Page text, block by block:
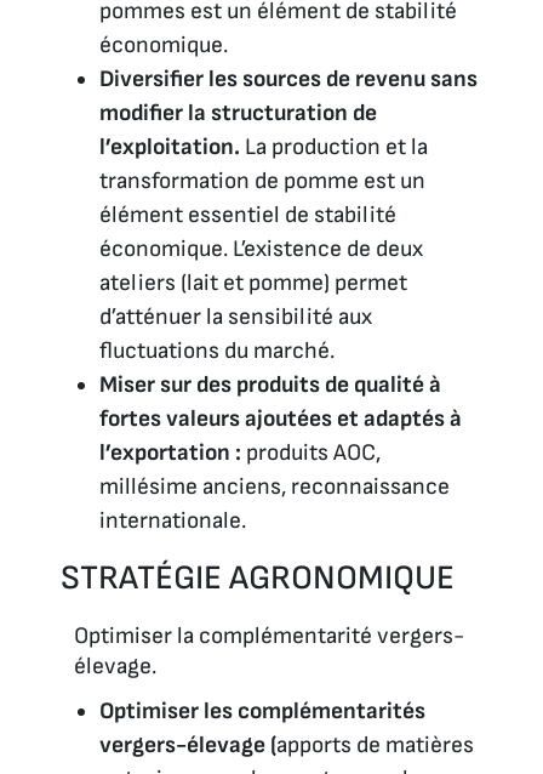
pommes est un élément de stabilité
économique.
Diversifier les sources de revenu sans
modifier la structuration de
l’exploitation. La production et la
transformation de pomme est un
élément essentiel de stabilité
économique. L’existence de deux
ateliers (lait et pomme) permet
d’atténuer la sensibilité aux
fluctuations du marché.
Miser sur des produits de qualité à
fortes valeurs ajoutées et adaptés à
l’exportation : produits AOC,
millésime anciens, reconnaissance
internationale.
STRATÉGIE AGRONOMIQUE
Optimiser la complémentarité vergers-
élevage.
Optimiser les complémentarités
vergers-élevage (apports de matières